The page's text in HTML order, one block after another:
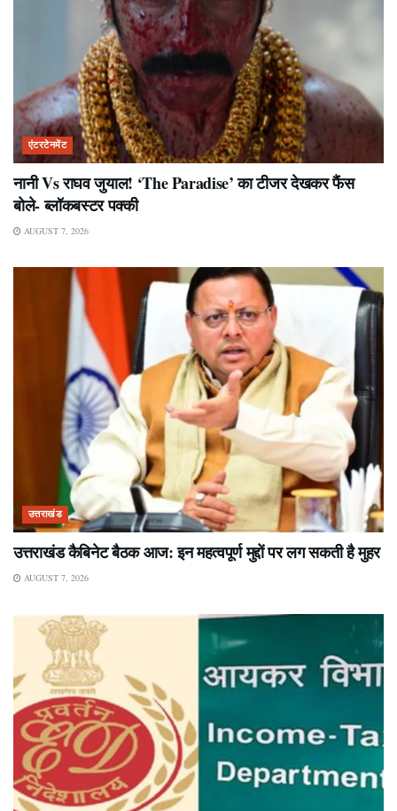
एंटरटेनमेंट
नानी Vs राघव जुयाल! ‘The Paradise’ का टीजर देखकर फैंस
बोले- ब्लॉकबस्टर पक्की
AUGUST 7, 2026
उत्तराखंड
उत्तराखंड कैबिनेट बैठक आज: इन महत्वपूर्ण मुद्दों पर लग सकती है मुहर
AUGUST 7, 2026